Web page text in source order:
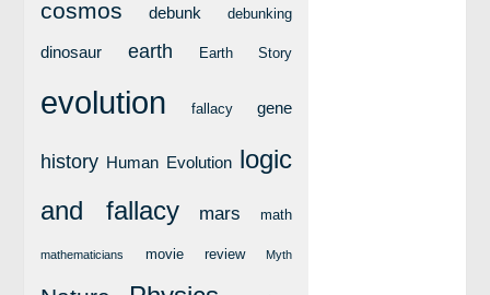
লেখকদের আঙিনা
প্রবেশ
নিবন্ধন
বিজ্ঞানযাত্রায় লেখা জমা দেয়ার নির্দেশনাসমূহ
তথ্য ও যোগাযোগ
cosmos debunk debunking
dinosaur earth Earth Story
evolution fallacy gene
history Human Evolution logic
and fallacy
mars math
mathematicians movie review Myth